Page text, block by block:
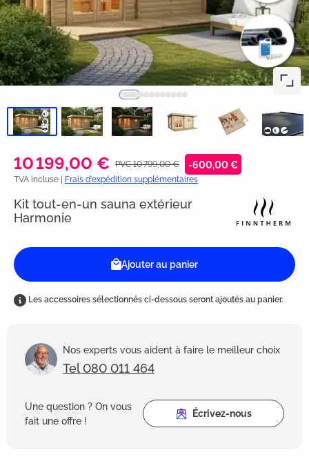
10 199,00 € PVC 10 799,00 € -600,00 €
TVA incluse | Frais d'expédition supplémentaires
Kit tout-en-un sauna extérieur
Harmonie
Ajouter au panier
Les accessoires sélectionnés ci-dessous seront ajoutés au panier.
Nos experts vous aident à faire le meilleur choix
Tel 080 011 464
Une question ? On vous
fait une offre !
Écrivez-nous